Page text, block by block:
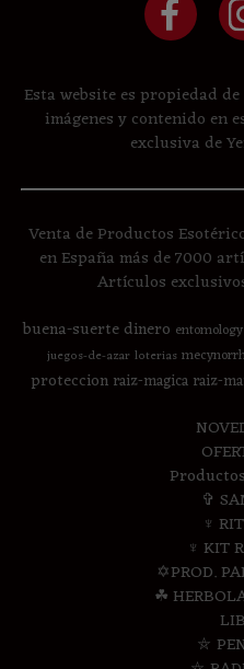
Esta website es propiedad
imágenes y contenido en
exclusiva de
Venta de Productos
en España más de 7000
Artículos
buena-suertedinero entomology
juegos-de-azar loterias
proteccion raiz-magica raiz-
✞
♆
♆ KIT
✡PROD.
☘
⛤